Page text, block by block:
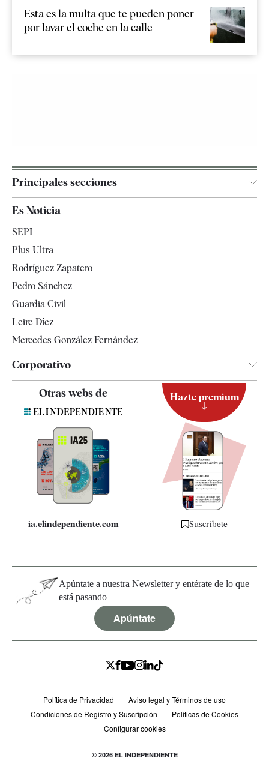
Esta es la multa que te pueden poner
por lavar el coche en la calle
Principales secciones
España
Televisión
Es Noticia
SEPI
Plus Ultra
Rodríguez Zapatero
Pedro Sánchez
Guardia Civil
Leire Díez
Mercedes González Fernández
Corporativo
Contacto
Quiénes somos
Especificaciones
Otras webs de
ia.elindependiente.com
Hazte premium
Suscríbete
Apúntate a nuestra Newsletter y entérate de lo que
está pasando
Apúntate
Política de Privacidad
Aviso legal y Términos de uso
Condiciones de Registro y Suscripción
Políticas de Cookies
Configurar cookies
© 2026 EL INDEPENDIENTE